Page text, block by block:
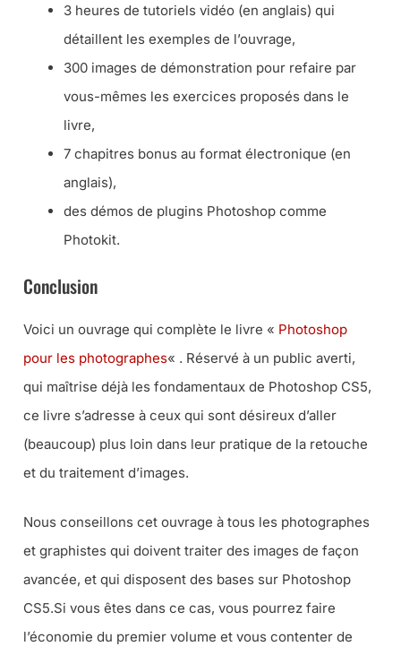
3 heures de tutoriels vidéo (en anglais) qui
détaillent les exemples de l’ouvrage,
300 images de démonstration pour refaire par
vous-mêmes les exercices proposés dans le
livre,
7 chapitres bonus au format électronique (en
anglais),
des démos de plugins Photoshop comme
Photokit.
Conclusion
Voici un ouvrage qui complète le livre « Photoshop
pour les photographes« . Réservé à un public averti,
qui maîtrise déjà les fondamentaux de Photoshop CS5,
ce livre s’adresse à ceux qui sont désireux d’aller
(beaucoup) plus loin dans leur pratique de la retouche
et du traitement d’images.
Nous conseillons cet ouvrage à tous les photographes
et graphistes qui doivent traiter des images de façon
avancée, et qui disposent des bases sur Photoshop
CS5.Si vous êtes dans ce cas, vous pourrez faire
l’économie du premier volume et vous contenter de